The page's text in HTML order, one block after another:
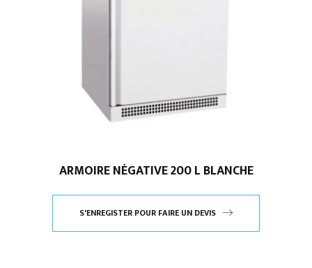
ARMOIRE NÉGATIVE 200 L BLANCHE
S'ENREGISTER POUR FAIRE UN DEVIS